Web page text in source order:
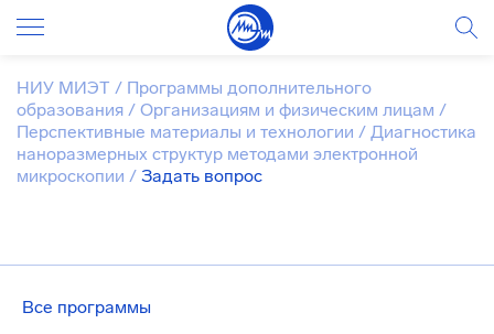
Все программы
НИУ МИЭТ / Программы дополнительного
образования / Организациям и физическим лицам /
Перспективные материалы и технологии / Диагностика
наноразмерных структур методами электронной
микроскопии / Задать вопрос